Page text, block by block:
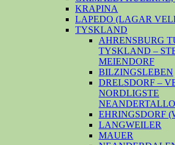
KRAPINA
LAPEDO (LAGAR
TYSKLAND
AHRENSBURG
TYSKLAND –
MEIENDORF
BILZINGSLEBEN
DRELSDORF –
NORDLIGSTE
EHRINGSDORF
LANGWEILER
MAUER